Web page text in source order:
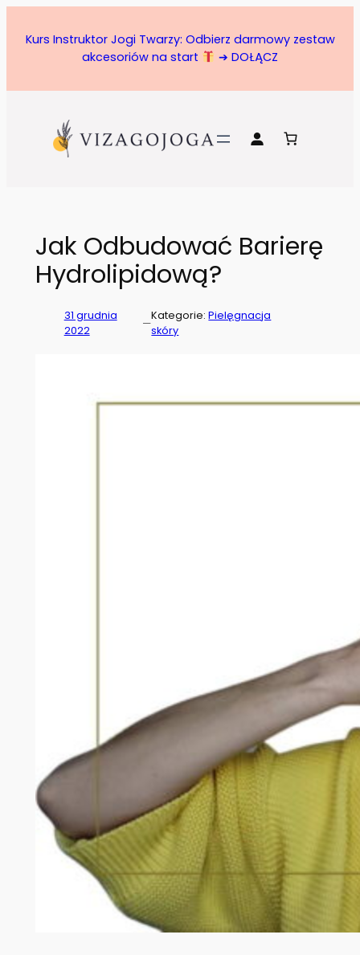
Kurs Instruktor Jogi Twarzy: Odbierz darmowy zestaw
akcesoriów na start
➔ DOŁĄCZ
Jak Odbudować Barierę
Hydrolipidową?
31 grudnia
2022
—
Kategorie:Pielęgnacja
skóry